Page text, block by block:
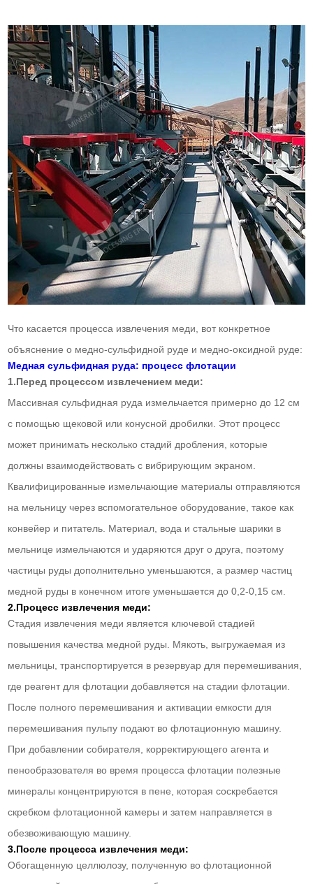
Что касается процесса извлечения меди, вот конкретное
объяснение о медно-сульфидной руде и медно-оксидной руде:
Медная сульфидная руда: процесс флотации
1.Перед процессом извлечением меди:
Массивная сульфидная руда измельчается примерно до 12 см
с помощью щековой или конусной дробилки. Этот процесс
может принимать несколько стадий дробления, которые
должны взаимодействовать с вибрирующим экраном.
Квалифицированные измельчающие материалы отправляются
на мельницу через вспомогательное оборудование, такое как
конвейер и питатель. Материал, вода и стальные шарики в
мельнице измельчаются и ударяются друг о друга, поэтому
частицы руды дополнительно уменьшаются, а размер частиц
медной руды в конечном итоге уменьшается до 0,2-0,15 см.
2.Процесс извлечения меди:
Стадия извлечения меди является ключевой стадией
повышения качества медной руды. Мякоть, выгружаемая из
мельницы, транспортируется в резервуар для перемешивания,
где реагент для флотации добавляется на стадии флотации.
После полного перемешивания и активации емкости для
перемешивания пульпу подают во флотационную машину.
При добавлении собирателя, корректирующего агента и
пенообразователя во время процесса флотации полезные
минералы концентрируются в пене, которая соскребается
скребком флотационной камеры и затем направляется в
обезвоживающую машину.
3.После процесса извлечения меди:
Обогащенную целлюлозу, полученную во флотационной